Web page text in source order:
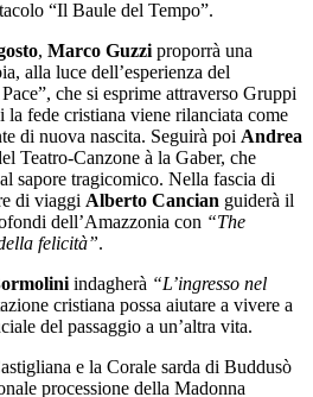
“Il Baule del Tempo”.
, Marco Guzzi proporrà una
alla luce dell’esperienza del
che si esprime attraverso Gruppi
fede cristiana viene rilanciata come
di nuova nascita. Seguirà poi Andrea
Teatro-Canzone à la Gaber, che
sapore tragicomico. Nella fascia di
di viaggi Alberto Cancian guiderà il
dell’Amazzonia con “The
felicità”.
indagherà “L’ingresso nel
cristiana possa aiutare a vivere a
del passaggio a un’altra vita.
e la Corale sarda di Buddusò
processione della Madonna